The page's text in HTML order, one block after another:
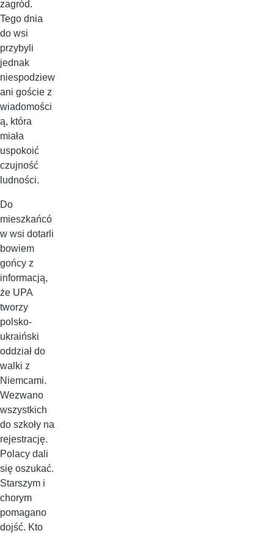
zagród.
Tego dnia
do wsi
przybyli
jednak
niespodziew
ani goście z
wiadomości
ą, która
miała
uspokoić
czujność
ludności.
Do
mieszkańcó
w wsi dotarli
bowiem
gońcy z
informacją,
że UPA
tworzy
polsko-
ukraiński
oddział do
walki z
Niemcami.
Wezwano
wszystkich
do szkoły na
rejestrację.
Polacy dali
się oszukać.
Starszym i
chorym
pomagano
dojść. Kto